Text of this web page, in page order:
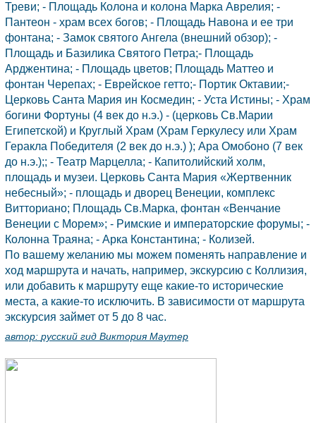
Треви; - Площадь Колона и колона Марка Аврелия; -
Пантеон - храм всех богов; - Площадь Навона и ее три
фонтана; - Замок святого Ангела (внешний обзор); -
Площадь и Базилика Святого Петра;- Площадь
Арджентина; - Площадь цветов; Площадь Маттео и
фонтан Черепах; - Еврейское гетто;- Портик Октавии;-
Церковь Санта Мария ин Космедин; - Уста Истины; - Храм
богини Фортуны (4 век до н.э.) - (церковь Св.Марии
Египетской) и Круглый Храм (Храм Геркулесу или Храм
Геракла Победителя (2 век до н.э.) ); Ара Омобоно (7 век
до н.э.);; - Театр Марцелла; - Капитолийский холм,
площадь и музеи. Церковь Санта Мария «Жертвенник
небесный»; - площадь и дворец Венеции, комплекс
Витториано; Площадь Св.Марка, фонтан «Венчание
Венеции с Морем»; - Римские и императорские форумы; -
Колонна Траяна; - Арка Константина; - Колизей.
По вашему желанию мы можем поменять направление и
ход маршрута и начать, например, экскурсию с Коллизия,
или добавить к маршруту еще какие-то исторические
места, а какие-то исключить. В зависимости от маршрута
экскурсия займет от 5 до 8 час.
автор: русский гид Виктория Маутер